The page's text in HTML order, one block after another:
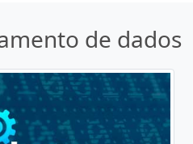
de dados